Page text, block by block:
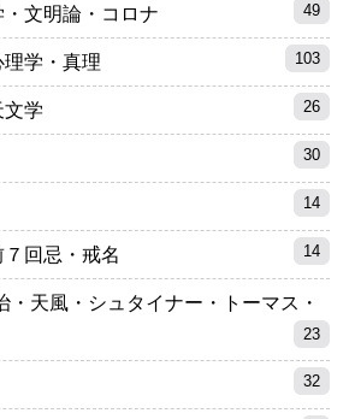
文明論・コロナ 49
学・真理 103
文学 26
30
14
回忌・戒名 14
・天風・シュタイナー・トーマス・
23
32